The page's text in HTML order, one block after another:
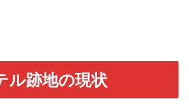
ル跡地の現状